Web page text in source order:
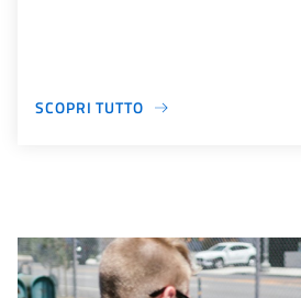
SCOPRI TUTTO